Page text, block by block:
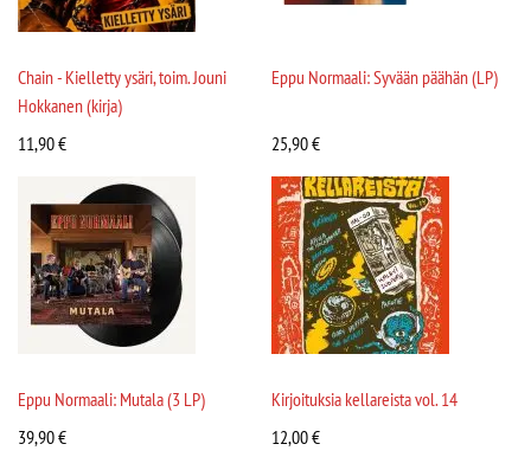
Chain - Kielletty ysäri, toim. Jouni
Hokkanen (kirja)
11,90€
Eppu Normaali: Syvään päähän (LP)
25,90€
Eppu Normaali: Mutala (3 LP)
39,90€
Kirjoituksia kellareista vol. 14
12,00€